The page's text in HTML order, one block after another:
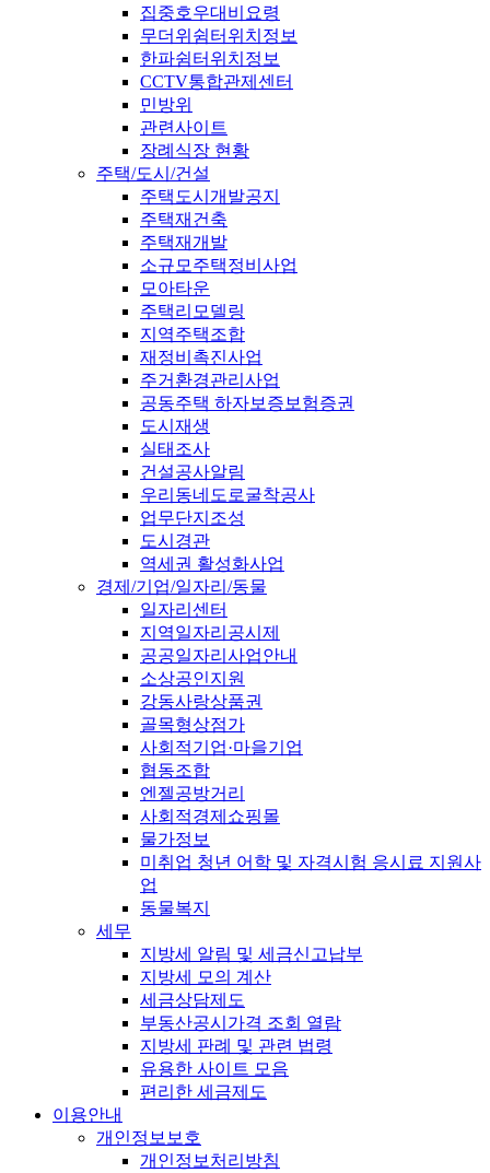
집중호우대비요령
무더위쉼터위치정보
한파쉼터위치정보
CCTV통합관제센터
민방위
관련사이트
장례식장 현황
주택/도시/건설
주택도시개발공지
주택재건축
주택재개발
소규모주택정비사업
모아타운
주택리모델링
지역주택조합
재정비촉진사업
주거환경관리사업
공동주택 하자보증보험증권
도시재생
실태조사
건설공사알림
우리동네도로굴착공사
업무단지조성
도시경관
역세권 활성화사업
경제/기업/일자리/동물
일자리센터
지역일자리공시제
공공일자리사업안내
소상공인지원
강동사랑상품권
골목형상점가
사회적기업·마을기업
협동조합
엔젤공방거리
사회적경제쇼핑몰
물가정보
미취업 청년 어학 및 자격시험 응시료 지원사
업
동물복지
세무
지방세 알림 및 세금신고납부
지방세 모의 계산
세금상담제도
부동산공시가격 조회 열람
지방세 판례 및 관련 법령
유용한 사이트 모음
편리한 세금제도
이용안내
개인정보보호
개인정보처리방침